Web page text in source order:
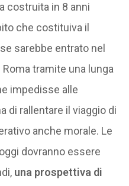
costruita in 8 anni
che costituiva il
sarebbe entrato nel
tramite una lunga
impedisse alle
di rallentare il viaggio di
anche morale. Le
dovranno essere
una prospettiva di